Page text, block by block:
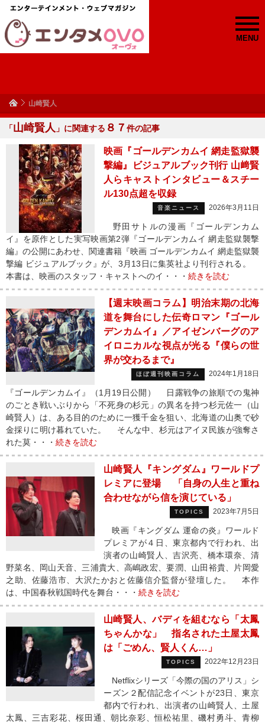
MENU
山崎賢人
「山崎賢人 」に関連する ８７ 件の記事
映画『ゴールデンカムイ 網走監獄襲
撃編』ビジュアルブック刊行 山﨑賢
人らキャストインタビュー＆スチー
ル130点超を収録
音楽ニュース 2026年3月11日
野田サトルの漫画『ゴールデンカム
イ』を原作とした実写映画第2弾『ゴールデンカムイ 網走監獄襲撃
編』の公開にあわせ、関連書籍『映画 ゴールデンカムイ 網走監獄襲
撃編 ビジュアルブック』が、3月13日に集英社より刊行される。
本書は、映画のスタッフ・キャストへのイ・・・ 続きを読む
【週末映画コラム】明治末期の北海
道を舞台にした伝奇ロマン『ゴール
デンカムイ』／アイゼンバーグのア
イロニカルな視点が光る『僕らの世
界が交わるまで』
ほぼ週刊映画コラム 2024年1月18日
『ゴールデンカムイ』（1月19日公開） 日露戦争の旅順での鬼神
のごとき戦いぶりから「不死身の杉元」の異名を持つ杉元佐一（山
崎賢人）は、ある目的のために一獲千金を狙い、北海道の山奥で砂
金採りに明け暮れていた。 そんな中、杉元はアイヌ民族が強奪さ
れた莫・・・ 続きを読む
山崎賢人『キングダム』ワールドプ
レミアに登場 「自身の人生と重ね
合わせながら信を演じている」
TOPICS 2023年7月5日
映画『キングダム 運命の炎』ワールド
プレミアが４日、東京都内で行われ、出
演者の山崎賢人、吉沢亮、橋本環奈、清
野菜名、岡山天音、三浦貴大、高嶋政宏、要潤、山田裕貴、片岡愛
之助、佐藤浩市、大沢たかおと佐藤信介監督が登壇した。 本作
は、中国春秋戦国時代を舞台・・・ 続きを読む
山崎賢人、バディを組むなら「太鳳
ちゃんかな」 指名された土屋太鳳
は「ごめん、賢人くん…」
TOPICS 2022年12月23日
Netflixシリーズ「今際の国のアリス」シ
ーズン２配信記念イベントが23日、東京
都内で行われ、出演者の山崎賢人、土屋
太鳳、三吉彩花、桜田通、朝比奈彩、恒松祐里、磯村勇斗、青柳